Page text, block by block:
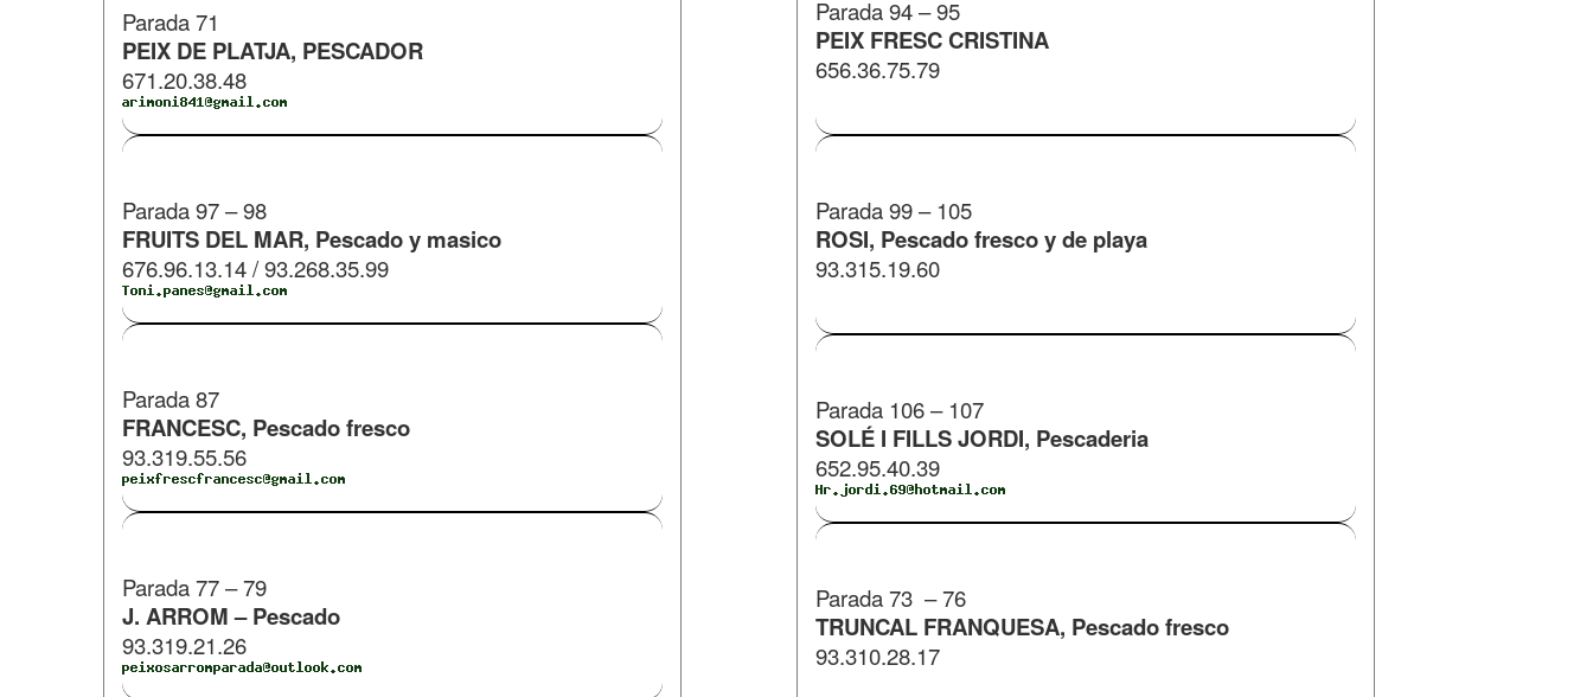
​Parada 71
PEIX DE PLATJA, PESCADOR
671.20.38.48
​Parada 97 – 98
FRUITS DEL MAR, Pescado y masico
676.96.13.14 / 93.268.35.99
Parada 87
FRANCESC, Pescado fresco
93.319.55.56
​Parada 77 – 79
J. ARROM – Pescado
93.319.21.26
Parada 94 – 95
PEIX FRESC CRISTINA
656.36.75.79
Parada 99 – 105
ROSI, Pescado fresco y de playa
93.315.19.60
​Parada 106 – 107
SOLÉ I FILLS JORDI, Pescaderia
652.95.40.39
Parada 73 – 76
TRUNCAL FRANQUESA, Pescado fresco
93.310.28.17